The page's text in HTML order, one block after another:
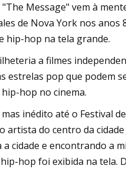
"The Message" vem à
de Nova York nos anos
hip-hop na tela grande.
a filmes
estrelas pop que podem
hop no cinema.
mas inédito até o Festival
artista do centro da
cidade e encontrando a
hop foi exibida na tela.